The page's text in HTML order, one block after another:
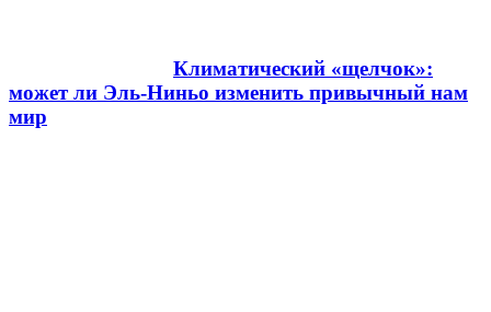
Климатический «щелчок»:
может ли Эль-Ниньо изменить привычный нам
мир